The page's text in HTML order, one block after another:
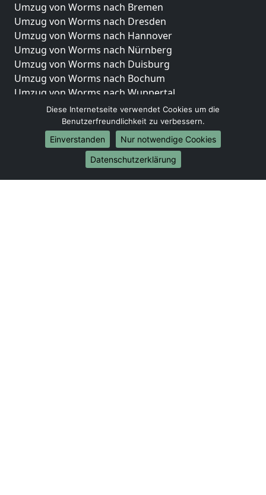
Umzug von Worms nach Bremen
Umzug von Worms nach Dresden
Umzug von Worms nach Hannover
Umzug von Worms nach Nürnberg
Umzug von Worms nach Duisburg
Umzug von Worms nach Bochum
Umzug von Worms nach Wuppertal
Umzug von Worms nach Bielefeld
Umzug von Worms nach Bonn
Umzug von Worms nach Münster
Internationale-Umzüge
Umzug von Worms nach Brasilien
Diese Internetseite verwendet Cookies um die
Benutzerfreundlichkeit zu verbessern.
Einverstanden
Nur notwendige Cookies
Datenschutzerklärung